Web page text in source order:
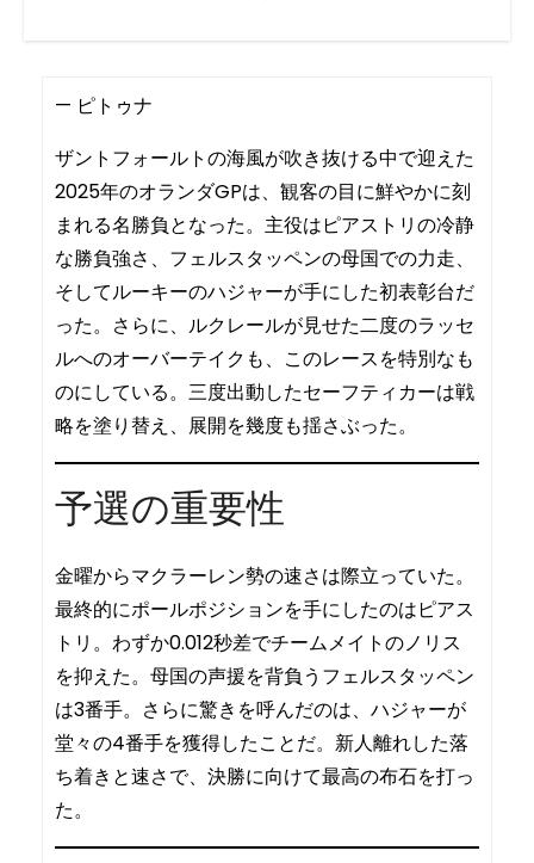
— ピトゥナ
ザントフォールトの海風が吹き抜ける中で迎えた
2025年のオランダGPは、観客の目に鮮やかに刻
まれる名勝負となった。主役はピアストリの冷静
な勝負強さ、フェルスタッペンの母国での力走、
そしてルーキーのハジャーが手にした初表彰台だ
った。さらに、ルクレールが見せた二度のラッセ
ルへのオーバーテイクも、このレースを特別なも
のにしている。三度出動したセーフティカーは戦
略を塗り替え、展開を幾度も揺さぶった。
予選の重要性
金曜からマクラーレン勢の速さは際立っていた。
最終的にポールポジションを手にしたのはピアス
トリ。わずか0.012秒差でチームメイトのノリス
を抑えた。母国の声援を背負うフェルスタッペン
は3番手。さらに驚きを呼んだのは、ハジャーが
堂々の4番手を獲得したことだ。新人離れした落
ち着きと速さで、決勝に向けて最高の布石を打っ
た。